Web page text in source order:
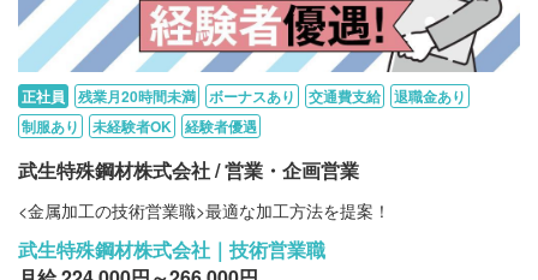
正社員 残業月20時間未満 ボーナスあり 交通費支給
退職金あり
制服あり
未経験者OK 経験者優遇
武生特殊鋼材株式会社 / 営業・企画営業
<金属加工の技術営業職>最適な加工方法を提案！
武生特殊鋼材株式会社｜技術営業職